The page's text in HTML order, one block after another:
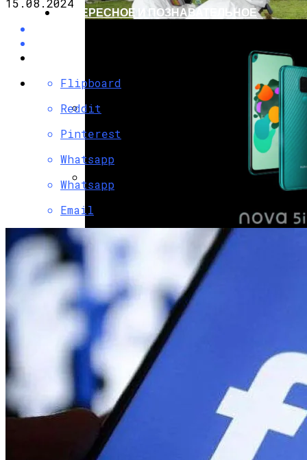
G7 Договорились Регулировать
Растущая Концентрация Власти В
Руках Си Цзиньпина: Мир Не Обмануть
Смертоноснее «испанки» 1918 Года
ИНТЕРЕСНОЕ И ПОЗНАВАТЕЛЬНОЕ
Смартфон Huawei Nova 5i Pro
Представили Официально
Flipboard
Reddit
Pinterest
Whatsapp
Whatsapp
Email